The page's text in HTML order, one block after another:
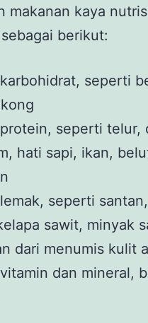
makanan kaya
berikut:
seperti
seperti telur,
hati sapi, ikan,
seperti
sawit, minyak
dari menumis kulit
dan mineral,